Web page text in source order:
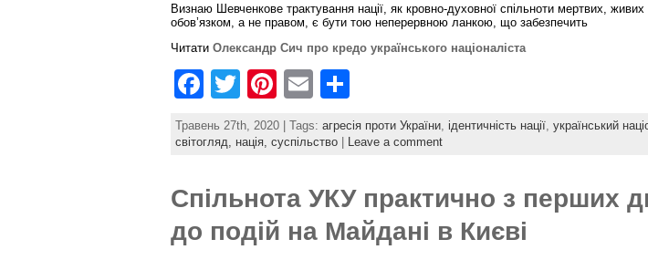
Визнаю Шевченкове трактування нації, як кровно-духовної спільноти мертвих,
обов’язком, а не правом, є бути тою неперервною ланкою, що забезпечить
Читати Олександр Сич про кредо українського націоналіста
F
c
b
o
T
w
itt
Pi
nt
er
st
E
ai
h
ar
Травень 27th, 2020 | Tags: агресія проти України ідентичність нації український
світогляд, нація, суспільство | Leave a comment
Спільнота УКУ практично з перших
до подій на Майдані в Києві